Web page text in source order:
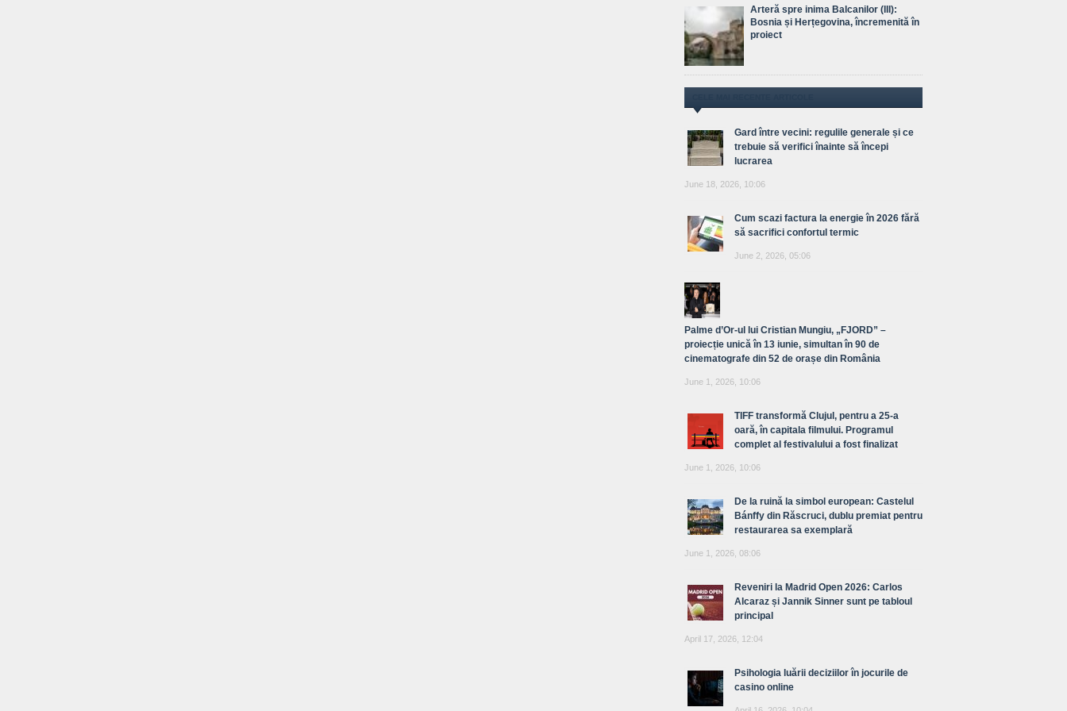
Arteră spre inima Balcanilor (III):
Bosnia și Herțegovina, încremenită în
proiect
Gard între vecini: regulile generale și ce
trebuie să verifici înainte să începi
lucrarea
June 18, 2026, 10:06
Cum scazi factura la energie în 2026 fără
să sacrifici confortul termic
June 2, 2026, 05:06
Palme d’Or-ul lui Cristian Mungiu, „FJORD” –
proiecție unică în 13 iunie, simultan în 90 de
cinematografe din 52 de orașe din România
June 1, 2026, 10:06
TIFF transformă Clujul, pentru a 25-a
oară, în capitala filmului. Programul
complet al festivalului a fost finalizat
June 1, 2026, 10:06
De la ruină la simbol european: Castelul
Bánffy din Răscruci, dublu premiat pentru
restaurarea sa exemplară
June 1, 2026, 08:06
Reveniri la Madrid Open 2026: Carlos
Alcaraz și Jannik Sinner sunt pe tabloul
principal
April 17, 2026, 12:04
Psihologia luării deciziilor în jocurile de
casino online